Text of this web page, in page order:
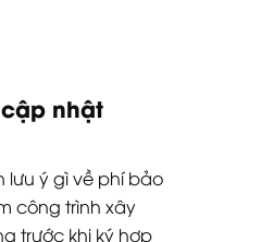
nhật
lưu ý gì về phí bảo
công trình xây
trước khi ký hợp